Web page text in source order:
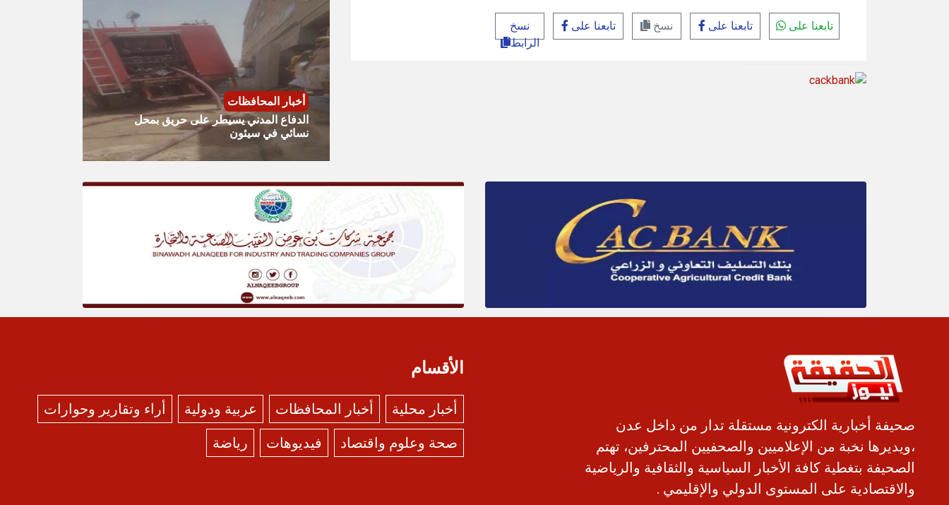
تابعنا على تابعنا على نسخ تابعنا على
نسخ
الرابط
أخبار المحافظات
الدفاع المدني يسيطر على حريق بمحل
نسائي في سيئون
صحيفة أخبارية الكترونية مستقلة تدار من داخل عدن
،ويديرها نخبة من الإعلاميين والصحفيين المحترفين، تهتم
الصحيفة بتغطية كافة الأخبار السياسية والثقافية والرياضية
والاقتصادية على المستوى الدولي والإقليمي .
الأقسام
أخبار محلية أخبار المحافظات عربية ودولية
أراء وتقارير وحوارات
صحة وعلوم واقتصاد
فيديوهات رياضة